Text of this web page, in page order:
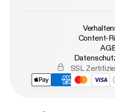
Content-
SSL